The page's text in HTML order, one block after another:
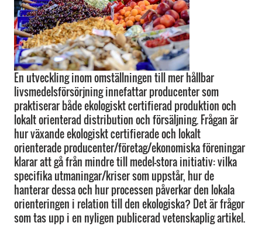
En utveckling inom omställningen till mer hållbar
livsmedelsförsörjning innefattar producenter som
praktiserar både ekologiskt certifierad produktion och
lokalt orienterad distribution och försäljning. Frågan är
hur växande ekologiskt certifierade och lokalt
orienterade producenter/företag/ekonomiska föreningar
klarar att gå från mindre till medel-stora initiativ: vilka
specifika utmaningar/kriser som uppstår, hur de
hanterar dessa och hur processen påverkar den lokala
orienteringen i relation till den ekologiska? Det är frågor
som tas upp i en nyligen publicerad vetenskaplig artikel.